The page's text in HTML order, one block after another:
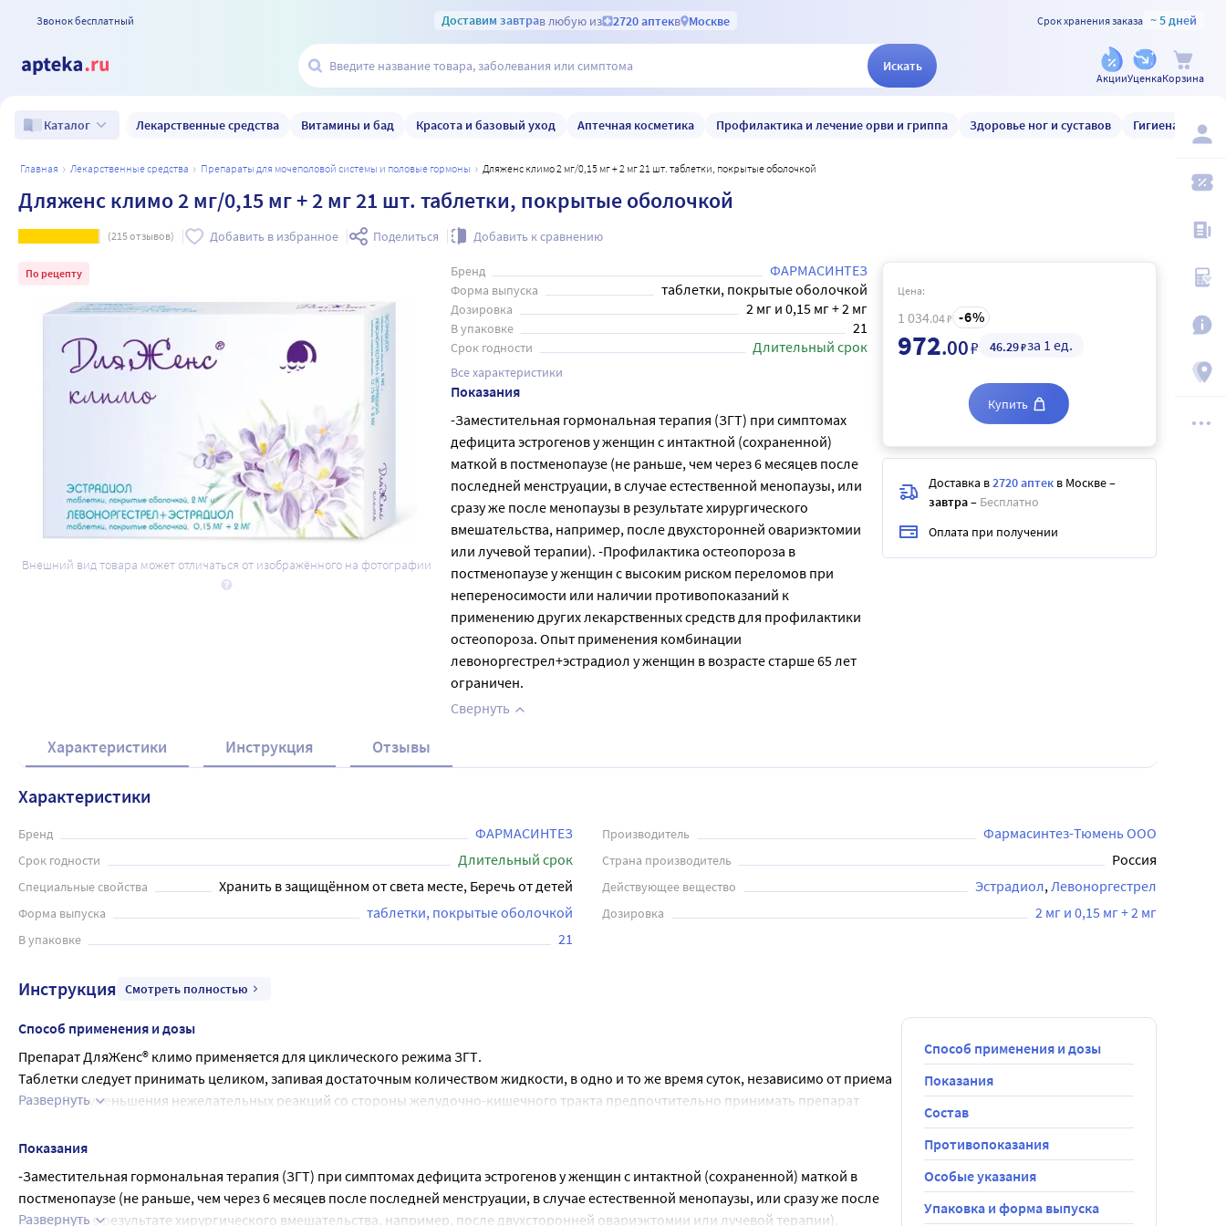
Звонок бесплатный Доставим завтрав любую из 2720 аптекв Москве Срок хранения заказа ~ 5 дней
Искать
АкцииУценкаКорзина
Каталог Лекарственные средства Витамины и бад Красота и базовый уход Аптечная косметика Профилактика и лечение орви и гриппа Здоровье ног и суставов Гигиена и уход
главная лекарственные средства препараты для мочеполовой системы и половые гормоны Дляженс климо 2 мг/0,15 мг + 2 мг 21 шт. таблетки, покрытые оболочкой
Дляженс климо 2 мг/0,15 мг + 2 мг 21 шт. таблетки, покрытые оболочкой
(215отзывов) Добавить в избранное Поделиться Добавить к сравнению
По рецепту
Внешний вид товара может отличаться от изображённого на фотографии
Бренд ФАРМАСИНТЕЗ
Форма выпуска таблетки, покрытые оболочкой
Дозировка 2 мг и 0,15 мг + 2 мг
В упаковке 21
Срок годности Длительный срок
Все характеристики
Показания
-Заместительная гормональная терапия (ЗГТ) при симптомах
дефицита эстрогенов у женщин с интактной (сохраненной)
маткой в постменопаузе (не раньше, чем через 6 месяцев после
последней менструации, в случае естественной менопаузы, или
сразу же после менопаузы в результате хирургического
вмешательства, например, после двухсторонней овариэктомии
или лучевой терапии). -Профилактика остеопороза в
постменопаузе у женщин с высоким риском переломов при
непереносимости или наличии противопоказаний к
применению других лекарственных средств для профилактики
остеопороза. Опыт применения комбинации
левоноргестрел+эстрадиол у женщин в возрасте старше 65 лет
ограничен.
Свернуть
Цена:
1 034.04₽ 6
972.00₽ 46.29₽за 1 ед.
Купить
Доставка в2720 аптек в Москве–
завтра– Бесплатно
Оплата при получении
Характеристики Инструкция Отзывы
Характеристики
Бренд ФАРМАСИНТЕЗ Производитель Фармасинтез-Тюмень ООО
Срок годности Длительный срок Страна производитель Россия
Специальные свойства Хранить в защищённом от света месте, Беречь от детей Действующее вещество Эстрадиол Левоноргестрел
Форма выпуска таблетки, покрытые оболочкой Дозировка 2 мг и 0,15 мг + 2 мг
В упаковке 21
Инструкция Смотреть полностью
Способ применения и дозы
Препарат ДляЖенс® климо применяется для циклического режима ЗГТ.
Таблетки следует принимать целиком, запивая достаточным количеством жидкости, в одно и то же время суток, независимо от приема
пищи. Для уменьшения нежелательных реакций со стороны желудочно-кишечного тракта предпочтительно принимать препарат
Каждая упаковка препарата ДляЖенс® климо содержит 21 таблетку: в течение первых 9 дней принимают по 1 белой таблетке в сутки,
затем в течение следующих 12 дней - по 1 желтой таблетке. После того как будут приняты все таблетки в упаковке следует 7-дневный
перерыв в приеме препарата, во время которого наступает менструальноподобное кровотечение (кровотечение "отмены"), обычно на
2-3 день после приема последней таблетки препарата.
Развернуть
Показания
-Заместительная гормональная терапия (ЗГТ) при симптомах дефицита эстрогенов у женщин с интактной (сохраненной) маткой в
постменопаузе (не раньше, чем через 6 месяцев после последней менструации, в случае естественной менопаузы, или сразу же после
менопаузы в результате хирургического вмешательства, например, после двухсторонней овариэктомии или лучевой терапии).
Развернуть
Способ применения и дозы
Показания
Состав
Противопоказания
Особые указания
Упаковка и форма выпуска